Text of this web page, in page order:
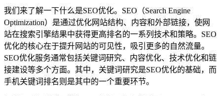
我们来了解一下什么是SEO优化。SEO（Search Engine
Optimization）是通过优化网站结构、内容和外部链接，使网
站在搜索引擎结果中获得更高排名的一系列技术和策略。SEO
优化的核心在于提升网站的可见性，吸引更多的自然流量。
SEO优化服务通常包括关键词研究、内容优化、技术优化和链
接建设等多个方面。其中，关键词研究是SEO优化的基础，而
手机关键词排名则是其中的一个重要环节。